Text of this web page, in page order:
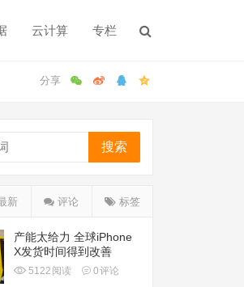
云计算 专栏
搜索
新 评论 标签
产能太给力 全球iPhone
X发货时间得到改善
5122 阅读 0评论